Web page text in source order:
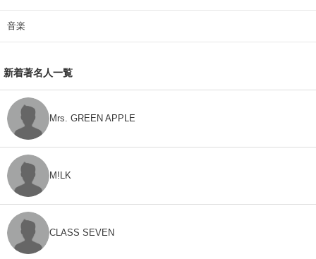
音楽
新着著名人一覧
Mrs. GREEN APPLE
M!LK
CLASS SEVEN